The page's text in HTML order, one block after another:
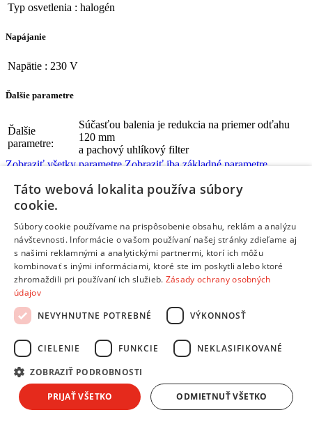
Typ osvetlenia : halogén
Napájanie
Napätie : 230 V
Ďalšie parametre
Ďalšie
parametre:
Súčasťou balenia je redukcia na priemer odťahu
120 mm
a pachový uhlíkový filter
Zobraziť všetky parametre Zobraziť iba základné parametre
Digestory
Digestory
Žiadne dostupné recenzie
Pridať hodnotenie
Hodnotenie produktu:
Tvoj email:*
Tvoje meno:
Email nebude zverejnený
Polia označené hviezdičkou sú povinné
Hodnotenie:*
Táto webová lokalita používa súbory
cookie.
Súbory cookie používame na prispôsobenie obsahu, reklám a analýzu
návštevnosti. Informácie o vašom používaní našej stránky zdieľame aj
s našimi reklamnými a analytickými partnermi, ktorí ich môžu
kombinovať s inými informáciami, ktoré ste im poskytli alebo ktoré
zhromaždili pri používaní ich služieb. Zásady ochrany osobných
údajov
NEVYHNUTNE POTREBNÉ
VÝKONNOSŤ
CIELENIE FUNKCIE NEKLASIFIKOVANÉ
ZOBRAZIŤ PODROBNOSTI
PRIJAŤ VŠETKO ODMIETNUŤ VŠETKO